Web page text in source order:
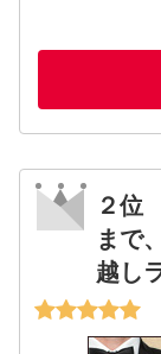
２位
まで
越し